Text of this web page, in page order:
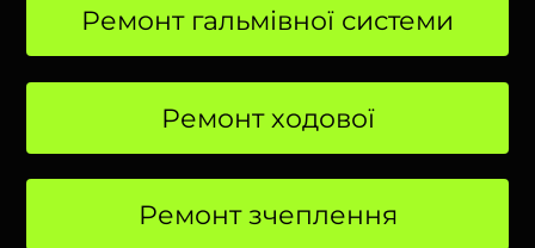
Ремонт гальмівної системи
Ремонт ходової
Ремонт зчеплення